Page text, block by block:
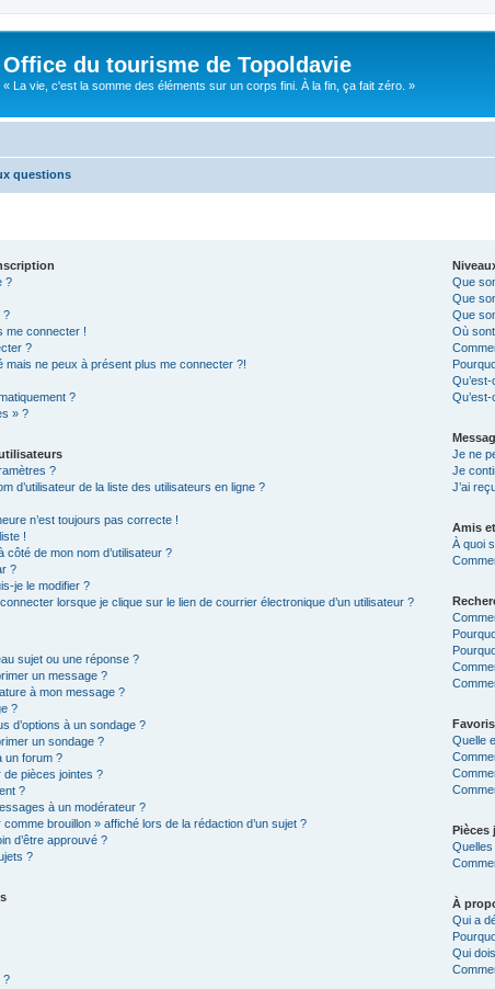
Office du tourisme de Topoldavie
« La vie, c'est la somme des éléments sur un corps fini. À la fin, ça fait zéro. »
questions
?
?
me connecter !
?
mais ne peux à présent plus me connecter ?!
?
» ?
?
d’utilisateur de la liste des utilisateurs en ligne ?
n’est toujours pas correcte !
!
de mon nom d’utilisateur ?
?
je le modifier ?
lorsque je clique sur le lien de courrier électronique d’un utilisateur ?
sujet ou une réponse ?
un message ?
à mon message ?
?
d’options à un sondage ?
un sondage ?
un forum ?
de pièces jointes ?
?
à un modérateur ?
brouillon » affiché lors de la rédaction d’un sujet ?
d’être approuvé ?
?
?
Que
Que
Que
Où
Je ne
Je
J’ai
Amis
À quoi
Quelle
Pièces
À
Qui a
Qui